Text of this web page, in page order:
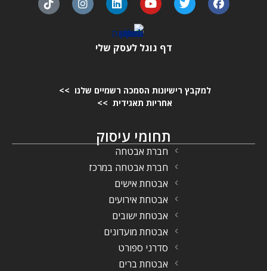
דף גוגל לעסק שלי
למקבץ רישיונות הסמכה רשמיים שלנו >>
אחריות תאגידית >>
תחומי עיסוק
חברת אבטחה
חברת אבטחה במרכז
אבטחת אישים
אבטחת אירועים
אבטחת ישובים
אבטחת מועדונים
סדרני ספורט
אבטחת ברים